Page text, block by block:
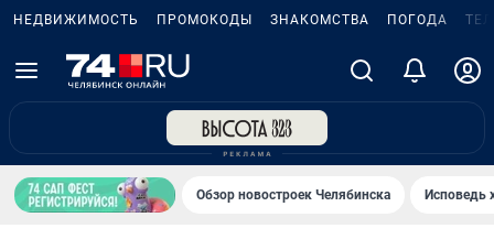
НЕДВИЖИМОСТЬ ПРОМОКОДЫ ЗНАКОМСТВА ПОГОДА
Обзор новостроек Челябинска Исповедь